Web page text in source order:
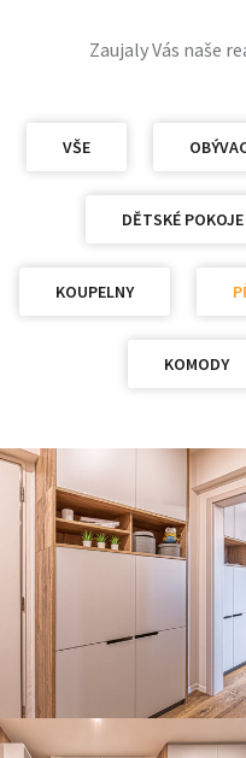
Zaujaly Vás naše
VŠE
DĚTSKÉ POKOJE
KOUPELNY
KOMODY